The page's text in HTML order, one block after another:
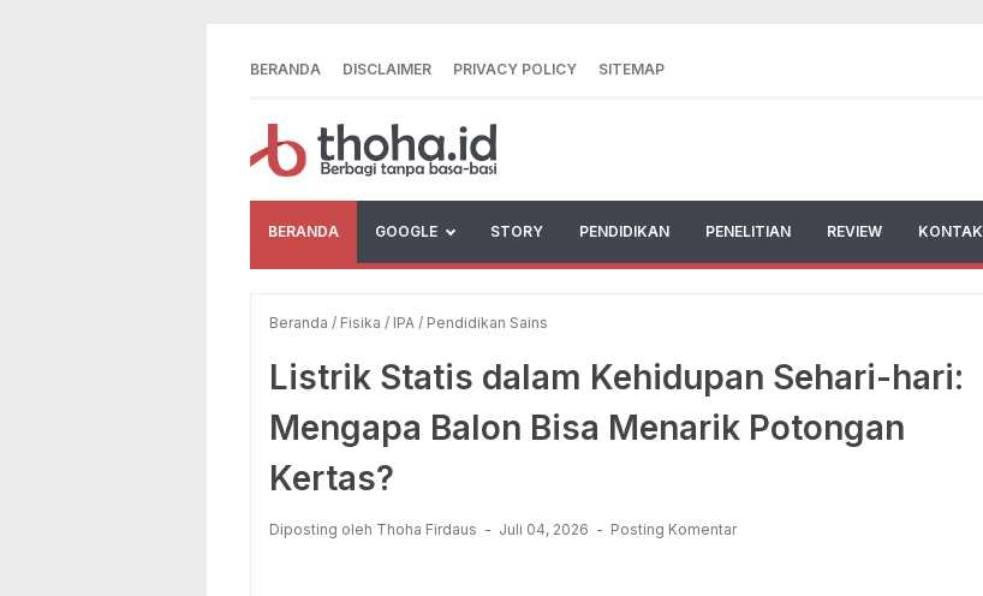
BERANDA DISCLAIMER PRIVACY POLICY SITEMAP
BERANDA GOOGLE STORY PENDIDIKAN PENELITIAN REVIEW KONTAK
Beranda / Fisika / IPA / Pendidikan Sains
Listrik Statis dalam Kehidupan Sehari-hari:
Mengapa Balon Bisa Menarik Potongan
Kertas?
Diposting oleh Thoha Firdaus Juli 04, 2026 Posting Komentar